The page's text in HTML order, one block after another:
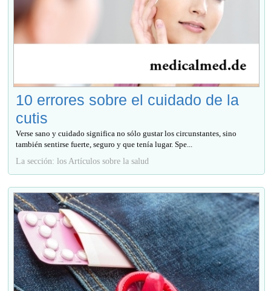
10 errores sobre el cuidado de la
cutis
Verse sano y cuidado significa no sólo gustar los circunstantes, sino
también sentirse fuerte, seguro y que tenía lugar. Spe...
La sección: los Artículos sobre la salud